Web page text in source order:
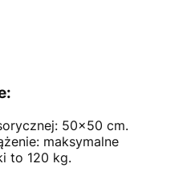
50x50 cm.
maksymalne
to 120 kg.